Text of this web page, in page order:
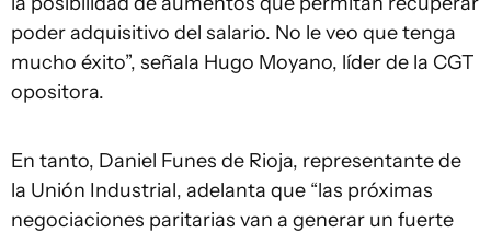
poder adquisitivo del salario. No le veo que tenga
mucho éxito”, señala Hugo Moyano, líder de la CGT
opositora.
En tanto, Daniel Funes de Rioja, representante de
la Unión Industrial, adelanta que “las próximas
negociaciones paritarias van a generar un fuerte